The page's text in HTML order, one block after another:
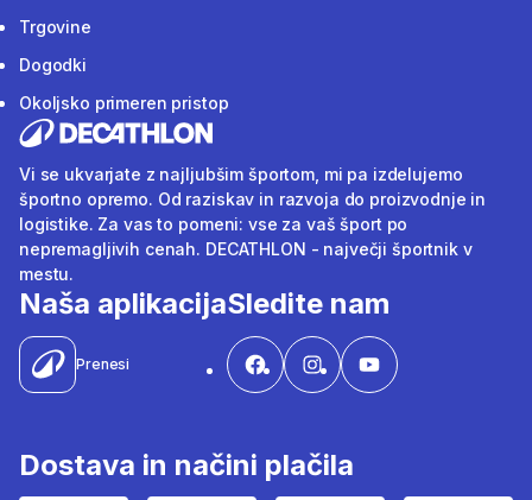
Trgovine
Dogodki
Okoljsko primeren pristop
Vi se ukvarjate z najljubšim športom, mi pa izdelujemo
športno opremo. Od raziskav in razvoja do proizvodnje in
logistike. Za vas to pomeni: vse za vaš šport po
nepremagljivih cenah. DECATHLON - največji športnik v
mestu.
Naša aplikacija
Prenesi
Sledite nam
Dostava in načini plačila